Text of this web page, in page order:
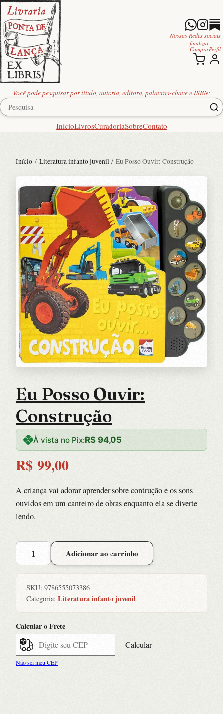
Você pode pesquisar por título, autoria, editora, palavras-chave e ISBN:
InícioLivrosCuradoriaSobreContato
Nossas Redes sociais
finalizar
Compra Perfil
Início / Literatura infanto juvenil / Eu Posso Ouvir: Construção
Eu Posso Ouvir:
Construção
À vista no Pix:R$ 94,05
R$ 99,00
A criança vai adorar aprender sobre contrução e os sons
ouvidos em um canteiro de obras enquanto ela se diverte
lendo.
Eu
Posso
quantidade
Adicionar ao carrinho
SKU: 9786555073386
Categoria: Literatura infanto juvenil
Calcular o Frete
Calcular
Não sei meu CEP